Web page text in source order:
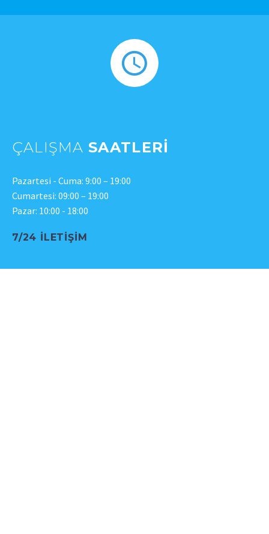
ÇALIŞMA SAATLERI
Pazartesi - Cuma: 9:00 – 19:00
Cumartesi: 09:00 – 19:00
Pazar: 10:00 - 18:00
7/24 İLETIŞIM